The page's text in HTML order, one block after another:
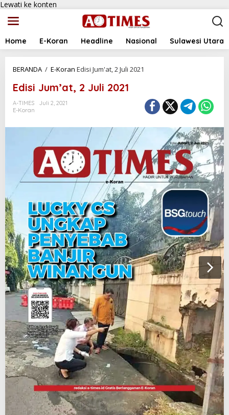
Lewati ke konten
Home E-Koran Headline Nasional Sulawesi Utara
BERANDA / E-Koran Edisi Jum'at, 2 Juli 2021
Edisi Jum’at, 2 Juli 2021
A-TIMES
Juli 2, 2021
E-Koran